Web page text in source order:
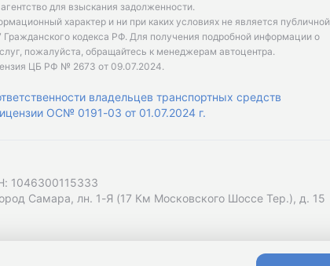
для взыскания задолженности.
характер и ни при каких условиях не является публичной
кодекса РФ. Для получения подробной информации о
пожалуйста, обращайтесь к менеджерам автоцентра.
ЦБ РФ № 2673 от 09.07.2024.
владельцев транспортных средств
ОС№ 0191-03 от 01.07.2024 г.
1046300115333
Самара, лн. 1-Я (17 Км Московского Шоссе Тер.), д. 15